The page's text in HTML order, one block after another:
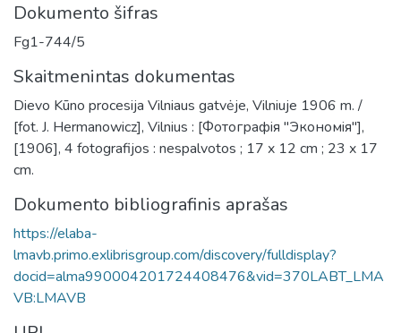
Dokumento šifras
Fg1-744/5
Skaitmenintas dokumentas
Dievo Kūno procesija Vilniaus gatvėje, Vilniuje 1906 m. /
[fot. J. Hermanowicz], Vilnius : [Фотографiя "Экономiя"],
[1906], 4 fotografijos : nespalvotos ; 17 x 12 cm ; 23 x 17
cm.
Dokumento bibliografinis aprašas
https://elaba-
lmavb.primo.exlibrisgroup.com/discovery/fulldisplay?
docid=alma990004201724408476&vid=370LABT_LMA
VB:LMAVB